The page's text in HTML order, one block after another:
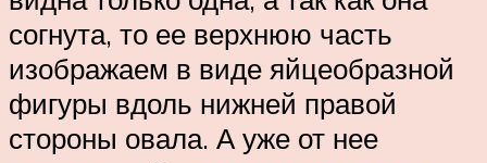
согнута, то ее верхнюю часть
изображаем в виде яйцеобразной
фигуры вдоль нижней правой
стороны овала. А уже от нее